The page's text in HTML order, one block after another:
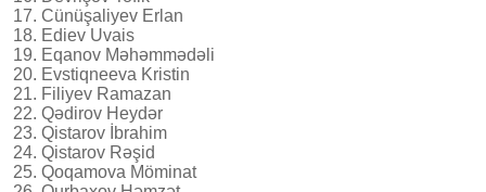
17. Cünüşaliyev Erlan
18. Ediev Uvais
19. Eqanov Məhəmmədəli
20. Evstiqneeva Kristin
21. Filiyev Ramazan
22. Qədirov Heydər
23. Qistarov İbrahim
24. Qistarov Rəşid
25. Qoqamova Möminat